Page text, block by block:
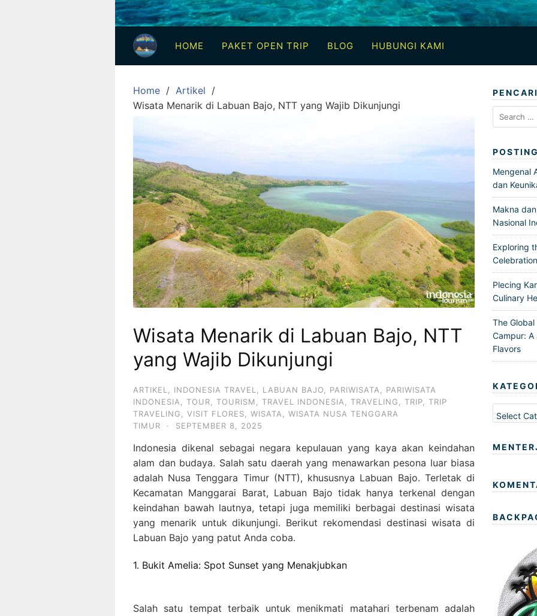
3
Hari
2
Malam,
Hari
1
Hari
Penuh
HOME PAKET OPEN TRIP BLOG HUBUNGI KAMI
Home
Artikel
Wisata Menarik di Labuan Bajo, NTT yang Wajib Dikunjungi
Wisata Menarik di Labuan Bajo, NTT
yang Wajib Dikunjungi
ARTIKEL, INDONESIA TRAVEL, LABUAN BAJO, PARIWISATA, PARIWISATA
INDONESIA, TOUR, TOURISM, TRAVEL INDONESIA, TRAVELING, TRIP, TRIP
TRAVELING, VISIT FLORES, WISATA, WISATA NUSA TENGGARA
TIMUR
· SEPTEMBER 8, 2025
Indonesia dikenal sebagai negara kepulauan yang kaya akan keindahan
alam dan budaya. Salah satu daerah yang menawarkan pesona luar biasa
adalah Nusa Tenggara Timur (NTT), khususnya Labuan Bajo. Terletak di
Kecamatan Manggarai Barat, Labuan Bajo tidak hanya terkenal dengan
keindahan bawah lautnya, tetapi juga memiliki berbagai destinasi wisata
yang menarik untuk dikunjungi. Berikut rekomendasi destinasi wisata di
Labuan Bajo yang patut Anda coba.
1. Bukit Amelia: Spot Sunset yang Menakjubkan
Salah satu tempat terbaik untuk menikmati matahari terbenam adalah
Search
for:
Mengenal
dan
Makna
Nasional
Exploring
Plecing
Culinary
The
Campur: A
Flavors
Kategori